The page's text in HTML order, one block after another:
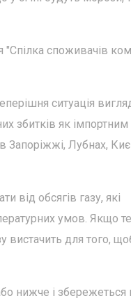
споживачів
ситуація
збитків як
Запоріжжі, Лубнах,
від обсягів газу, які
умов. Якщо
вистачить для того,
нижче і збережеться